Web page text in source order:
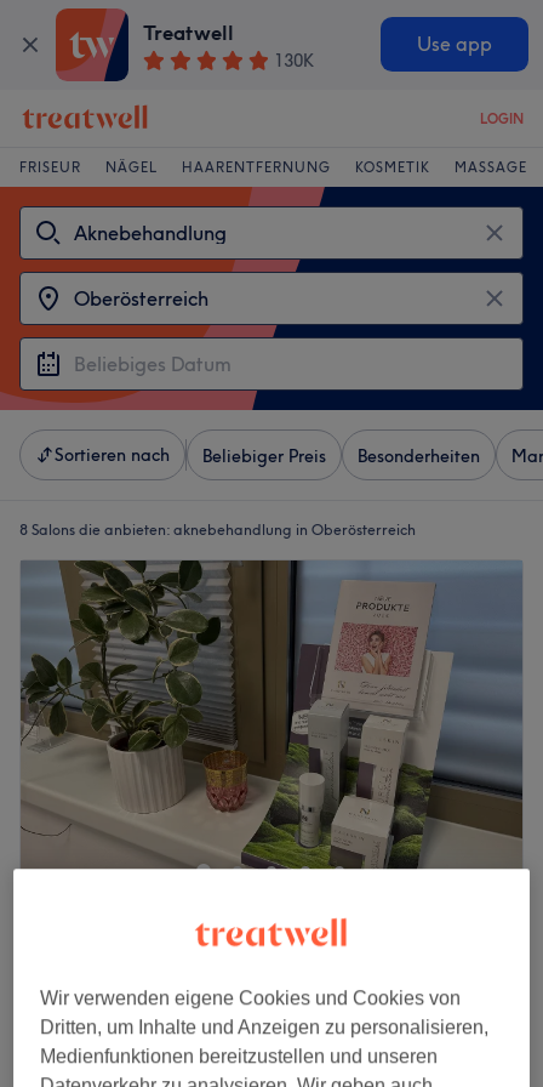
Treatwell
130K
Use app
LOGIN
FRISEUR NÄGEL HAARENTFERNUNG KOSMETIK MASSAGE
Sortieren nach Beliebiger Preis Besonderheiten
8 Salons die anbieten: aknebehandlung in Oberösterreich
35 Bewertungen
Clear Skin - Ausreinigen & Mitesser entfernen
1 Std.
89 €
Gesichtsbehandlung Akne/Unreine Haut
Wir verwenden eigene Cookies und Cookies von
Dritten, um Inhalte und Anzeigen zu personalisieren,
Medienfunktionen bereitzustellen und unseren